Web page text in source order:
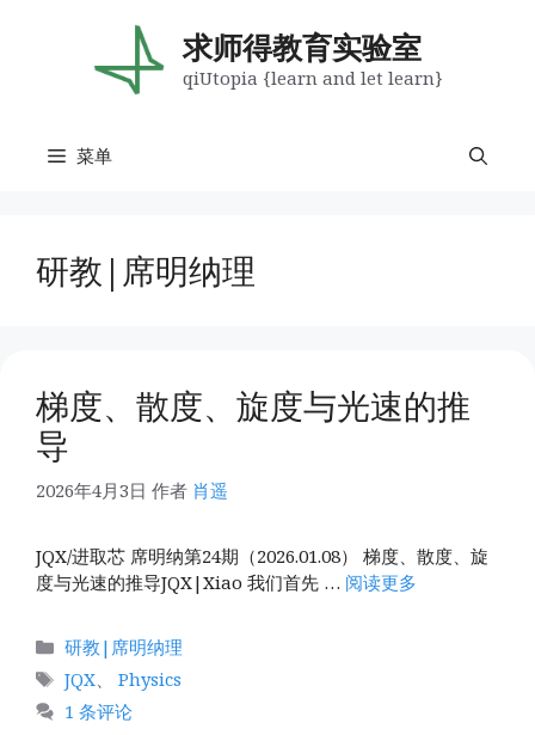
求师得教育实验室
qiUtopia {learn and let learn}
菜单
研教|席明纳理
梯度、散度、旋度与光速的推
导
2026年4月3日 作者 肖遥
JQX/进取芯 席明纳第24期（2026.01.08） 梯度、散度、旋
度与光速的推导JQX|Xiao 我们首先 … 阅读更多
分
类
研教|席明纳理
标
签
JQX
Physics
1 条评论